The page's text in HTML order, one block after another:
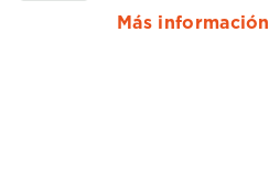
Más información